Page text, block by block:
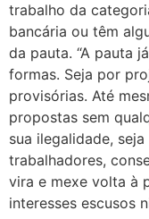
trabalho da
bancária ou têm
da pauta. “A pauta
formas. Seja por
provisórias. Até
propostas sem
sua ilegalidade,
trabalhadores,
vira e mexe volta à
interesses escusos